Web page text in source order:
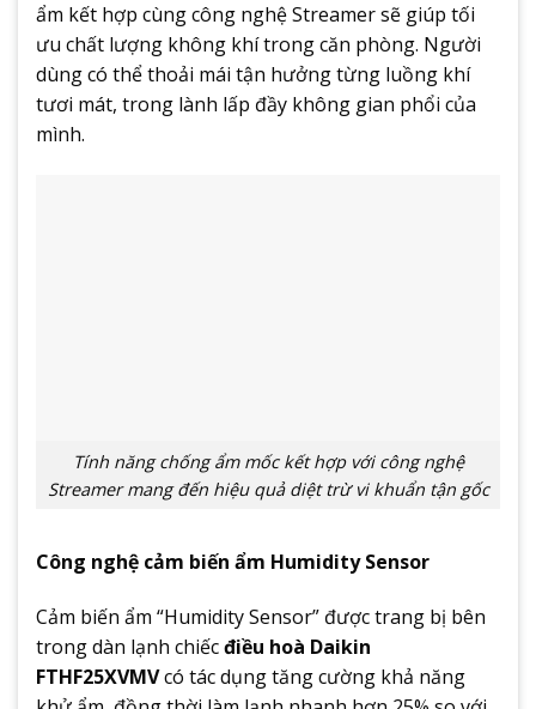
ẩm kết hợp cùng công nghệ Streamer sẽ giúp tối
ưu chất lượng không khí trong căn phòng. Người
dùng có thể thoải mái tận hưởng từng luồng khí
tươi mát, trong lành lấp đầy không gian phổi của
mình.
Tính năng chống ẩm mốc kết hợp với công nghệ
Streamer mang đến hiệu quả diệt trừ vi khuẩn tận gốc
Công nghệ cảm biến ẩm Humidity Sensor
Cảm biến ẩm “Humidity Sensor” được trang bị bên
trong dàn lạnh chiếcđiều hoà Daikin
FTHF25XVMVcó tác dụng tăng cường khả năng